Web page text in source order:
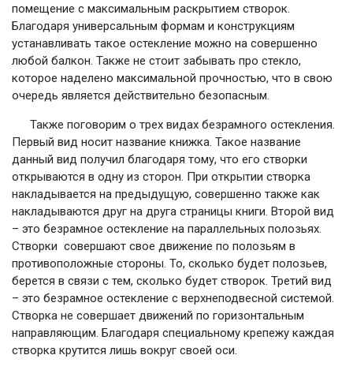
помещение с максимальным раскрытием створок.
Благодаря универсальным формам и конструкциям
устанавливать такое остекление можно на совершенно
любой балкон. Также не стоит забывать про стекло,
которое наделено максимальной прочностью, что в свою
очередь является действительно безопасным.
Также поговорим о трех видах безрамного остекления.
Первый вид носит название книжка. Такое название
данный вид получил благодаря тому, что его створки
открываются в одну из сторон. При открытии створка
накладывается на предыдущую, совершенно также как
накладываются друг на друга страницы книги. Второй вид
– это безрамное остекление на параллельных полозьях.
Створки совершают свое движение по полозьям в
противоположные стороны. То, сколько будет полозьев,
берется в связи с тем, сколько будет створок. Третий вид
– это безрамное остекление с верхнеподвесной системой.
Створка не совершает движений по горизонтальным
направляющим. Благодаря специальному крепежу каждая
створка крутится лишь вокруг своей оси.